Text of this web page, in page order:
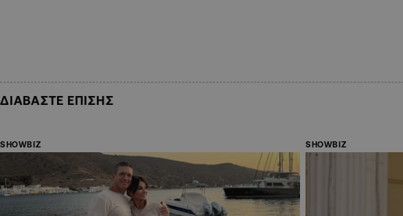
ΔΙΑΒΑΣΤΕ ΕΠΙΣΗΣ
SHOWBIZ SHOWBIZ